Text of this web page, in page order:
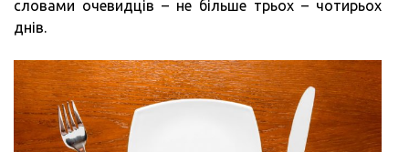
словами очевидців – не більше трьох – чотирьох
днів.